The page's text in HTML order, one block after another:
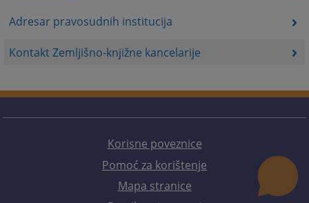
Adresar pravosudnih institucija
Kontakt Zemljišno-knjižne kancelarije
Korisne poveznice
Pomoć za korištenje
Mapa stranice